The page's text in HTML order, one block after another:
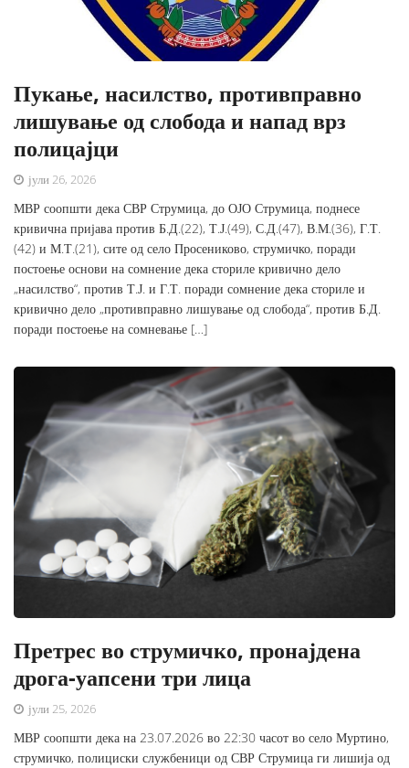
Пукање, насилство, противправно
лишување од слобода и напад врз
полицајци
јули 26, 2026
МВР соопшти дека СВР Струмица, до ОЈО Струмица, поднесе
кривична пријава против Б.Д.(22), Т.Ј.(49), С.Д.(47), В.М.(36), Г.Т.
(42) и М.Т.(21), сите од село Просениково, струмичко, поради
постоење основи на сомнение дека сториле кривично дело
„насилство“, против Т.Ј. и Г.Т. поради сомнение дека сториле и
кривично дело „противправно лишување од слобода“, против Б.Д.
поради постоење на сомневање […]
Претрес во струмичко, пронајдена
дрога-уапсени три лица
јули 25, 2026
МВР соопшти дека на 23.07.2026 во 22:30 часот во село Муртино,
струмичко, полициски службеници од СВР Струмица ги лишија од